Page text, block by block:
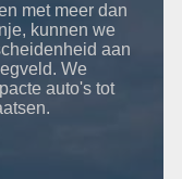
met meer dan
kunnen we
aan
We
auto's tot